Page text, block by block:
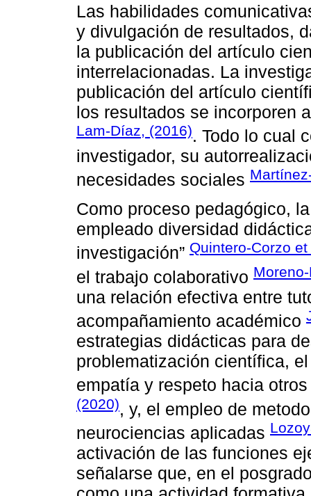
Las habilidades
y divulgación de resultados,
la publicación del artículo
interrelacionadas. La
publicación del artículo
los resultados se incorporen
Lam-Díaz, (2016). Todo lo cual
investigador, su
necesidades sociales
Como proceso pedagógico,
empleado diversidad
investigación” Quintero-Corzo
el trabajo colaborativo
una relación efectiva entre
acompañamiento académico
estrategias didácticas para
problematización científica,
empatía y respeto hacia
(2020), y, el empleo de
neurociencias aplicadas
activación de las funciones
señalarse que, en el